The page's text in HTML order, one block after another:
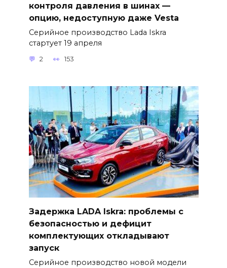
контроля давления в шинах —
опцию, недоступную даже Vesta
Серийное производство Lada Iskra
стартует 19 апреля
2 153
Задержка LADA Iskra: проблемы с
безопасностью и дефицит
комплектующих откладывают
запуск
Серийное производство новой модели